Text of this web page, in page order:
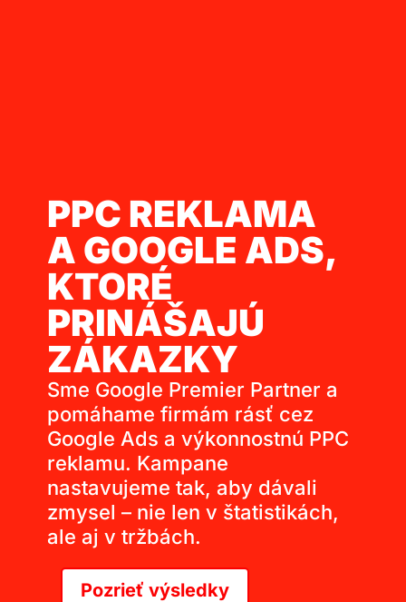
PPC REKLAMA
A GOOGLE ADS,
KTORÉ
PRINÁŠAJÚ
ZÁKAZKY
Sme Google Premier Partner a
pomáhame firmám rásť cez
Google Ads a výkonnostnú PPC
reklamu. Kampane
nastavujeme tak, aby dávali
zmysel – nie len v štatistikách,
ale aj v tržbách.
Pozrieť výsledky